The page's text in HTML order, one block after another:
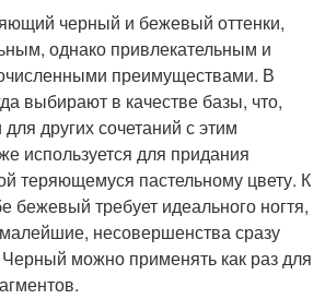
черный и бежевый оттенки,
однако привлекательным и
преимуществами. В
выбирают в качестве базы, что,
для других сочетаний с этим
используется для придания
теряющемуся пастельному цвету. К
бежевый требует идеального ногтя,
несовершенства сразу
можно применять как раз для